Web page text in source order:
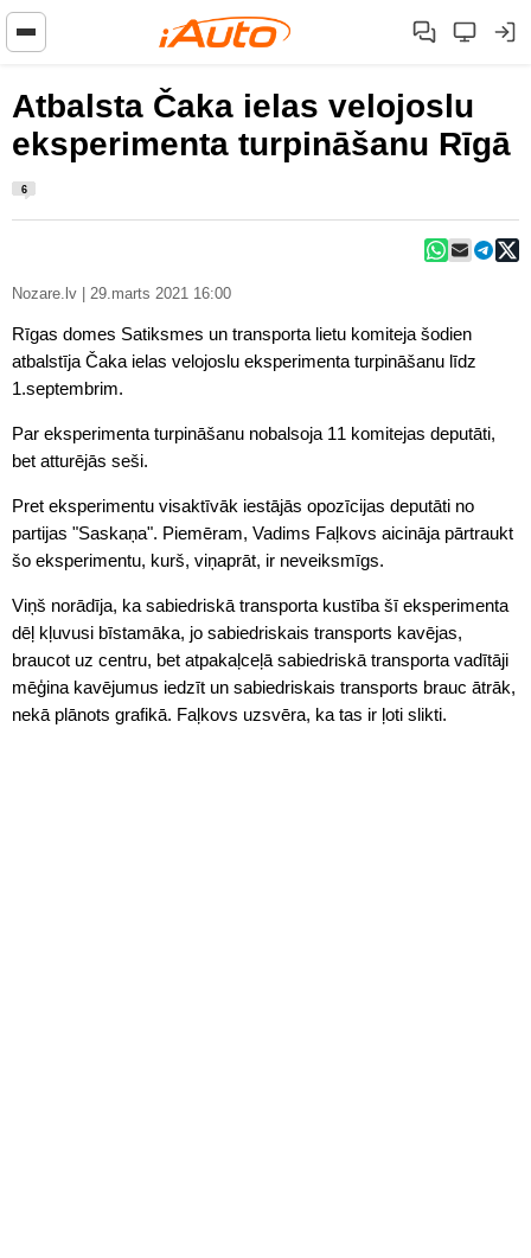
Atbalsta Čaka ielas velojoslu
eksperimenta turpināšanu Rīgā
6
Nozare.lv | 29.marts 2021 16:00
Rīgas domes Satiksmes un transporta lietu komiteja šodien
atbalstīja Čaka ielas velojoslu eksperimenta turpināšanu līdz
1.septembrim.
Par eksperimenta turpināšanu nobalsoja 11 komitejas deputāti,
bet atturējās seši.
Pret eksperimentu visaktīvāk iestājās opozīcijas deputāti no
partijas "Saskaņa". Piemēram, Vadims Faļkovs aicināja pārtraukt
šo eksperimentu, kurš, viņaprāt, ir neveiksmīgs.
Viņš norādīja, ka sabiedriskā transporta kustība šī eksperimenta
dēļ kļuvusi bīstamāka, jo sabiedriskais transports kavējas,
braucot uz centru, bet atpakaļceļā sabiedriskā transporta vadītāji
mēģina kavējumus iedzīt un sabiedriskais transports brauc ātrāk,
nekā plānots grafikā. Faļkovs uzsvēra, ka tas ir ļoti slikti.